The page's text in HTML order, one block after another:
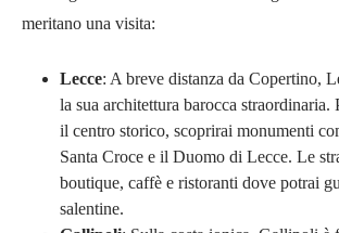
meritano una visita:
Lecce: A breve distanza da Copertino,
la sua architettura barocca straordinaria.
il centro storico, scoprirai monumenti
Santa Croce e il Duomo di Lecce. Le
boutique, caffè e ristoranti dove potrai
salentine.